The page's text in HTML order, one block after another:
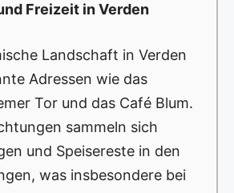
Freizeit in Verden
Landschaft in Verden
Adressen wie das
Tor und das Café Blum.
sammeln sich
und Speisereste in den
was insbesondere bei